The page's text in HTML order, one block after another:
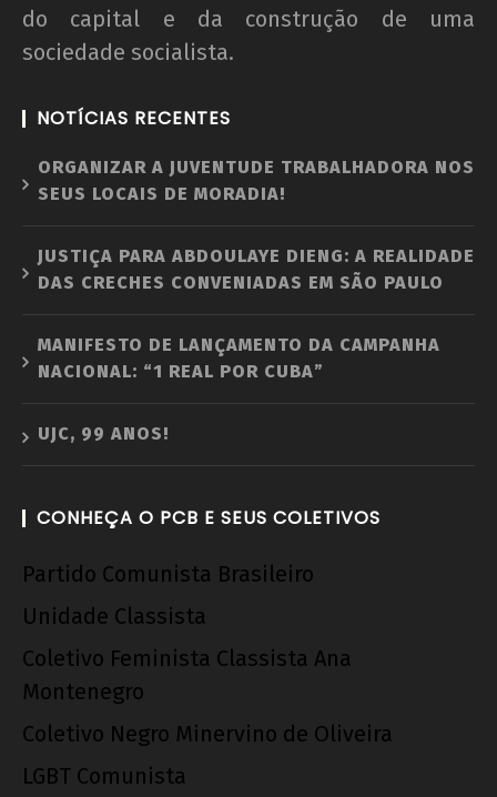
do capital e da construção de uma
sociedade socialista.
NOTÍCIAS RECENTES
ORGANIZAR A JUVENTUDE TRABALHADORA NOS
SEUS LOCAIS DE MORADIA!
JUSTIÇA PARA ABDOULAYE DIENG: A REALIDADE
DAS CRECHES CONVENIADAS EM SÃO PAULO
MANIFESTO DE LANÇAMENTO DA CAMPANHA
NACIONAL: “1 REAL POR CUBA”
UJC, 99 ANOS!
CONHEÇA O PCB E SEUS COLETIVOS
Partido Comunista Brasileiro
Unidade Classista
Coletivo Feminista Classista Ana
Montenegro
Coletivo Negro Minervino de Oliveira
LGBT Comunista